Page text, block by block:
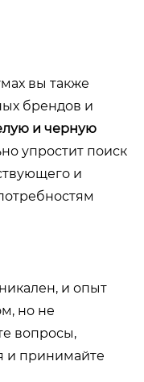
вы также
брендов и
и черную
упростит поиск
и
и опыт
но не
вопросы,
и принимайте